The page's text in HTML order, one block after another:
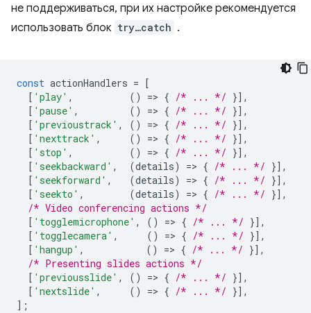
не поддерживаться, при их настройке рекомендуется
использовать блок try…catch .
const actionHandlers =
[
[ 'play' , () => { /* ... */ }],
[ 'pause' , () => { /* ... */ }],
[ 'previoustrack' , () => { /* ... */ }],
[ 'nexttrack' , () => { /* ... */ }],
[ 'stop' , () => { /* ... */ }],
[ 'seekbackward' , (details) => { /* ... */ }],
[ 'seekforward' , (details) => { /* ... */ }],
[ 'seekto' , (details) => { /* ... */ }],
/* Video conferencing actions */
[ 'togglemicrophone' , () => { /* ... */ }],
[ 'togglecamera' , () => { /* ... */ }],
[ 'hangup' , () => { /* ... */ }],
/* Presenting slides actions */
[ 'previousslide' , () => { /* ... */ }],
[ 'nextslide' , () => { /* ... */ }],
];